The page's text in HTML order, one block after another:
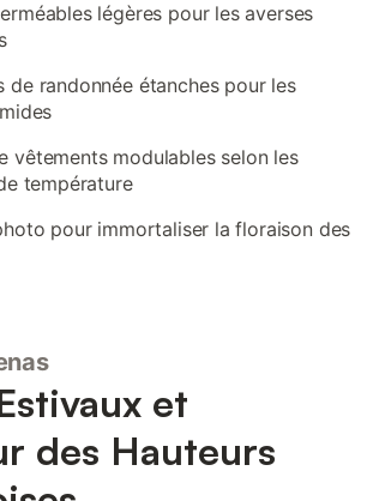
légères pour les averses
de randonnée étanches pour les
vêtements modulables selon les
température
pour immortaliser la floraison des
et
des Hauteurs